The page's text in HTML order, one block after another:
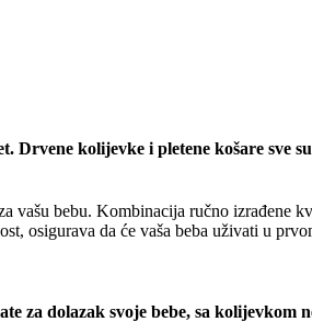
Drvene kolijevke i pletene košare sve
vašu bebu. Kombinacija ručno izrađene
osigurava da će vaša beba uživati u
za dolazak svoje bebe, sa kolijevkom